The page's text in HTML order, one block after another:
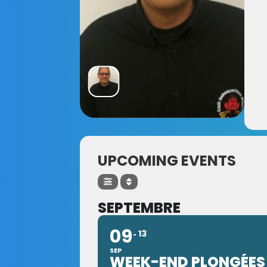
UPCOMING EVENTS
SEPTEMBRE
09
SEP
13
WEEK-END